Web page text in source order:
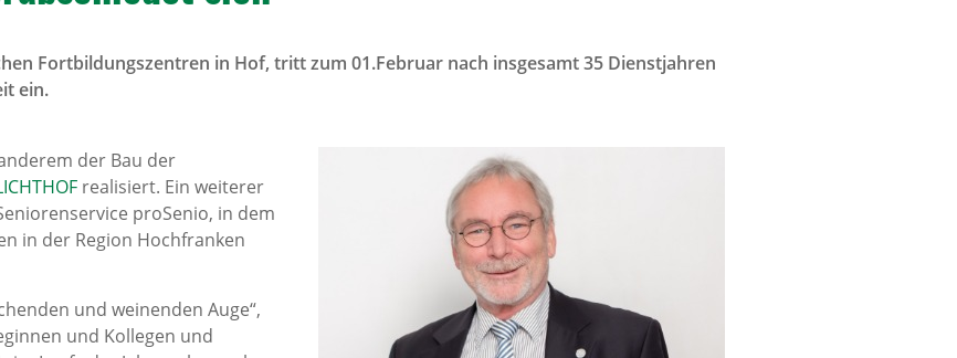
Fortbildungszentren in Hof, tritt zum 01.Februar nach insgesamt 35 Dienstjahren
ein.
der Bau der
realisiert. Ein weiterer
proSenio, in dem
in der Region Hochfranken
und weinenden Auge“,
und Kollegen und